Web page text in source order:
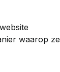
waarop ze